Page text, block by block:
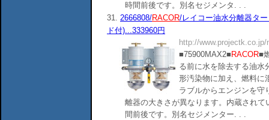
時間前後です。別名セジメンタ. . .
31. 2666808/RACOR/レイコー油水分離器タ
ド付)...333960円
http://
■75900MAX2■ RACOR■
る前に水を除去する油水
形汚染物に加え、燃料に
ラブルからエンジンを守
離器の大きさが異なります。内蔵され
間前後です。別名セジメンター. . .